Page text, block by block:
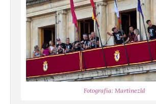
Fotografía: Martínezld